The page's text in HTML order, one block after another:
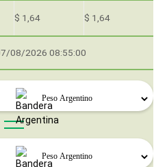
$ 1,64 $ 1,64
08/2026 08:55:00